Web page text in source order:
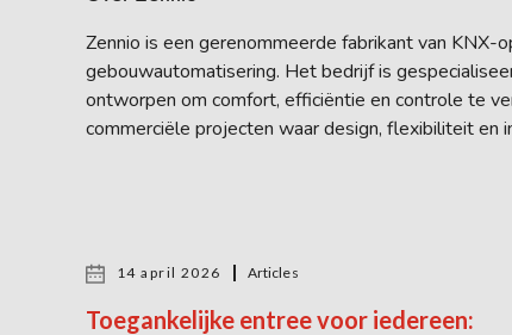
Zennio is een gerenommeerde fabrikant van
gebouwautomatisering. Het bedrijf is
ontworpen om comfort, efficiëntie en controle te
commerciële projecten waar design, flexibiliteit en
14 april 2026 Articles
Toegankelijke entree voor iedereen: